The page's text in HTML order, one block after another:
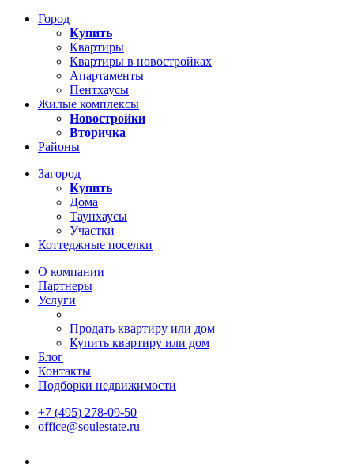
Город
Купить
Квартиры
Квартиры в новостройках
Апартаменты
Пентхаусы
Жилые комплексы
Новостройки
Вторичка
Районы
Загород
Купить
Дома
Таунхаусы
Участки
Коттеджные поселки
О компании
Партнеры
Услуги
Продать квартиру или дом
Купить квартиру или дом
Блог
Контакты
Подборки недвижимости
+7 (495) 278-09-50
office@soulestate.ru